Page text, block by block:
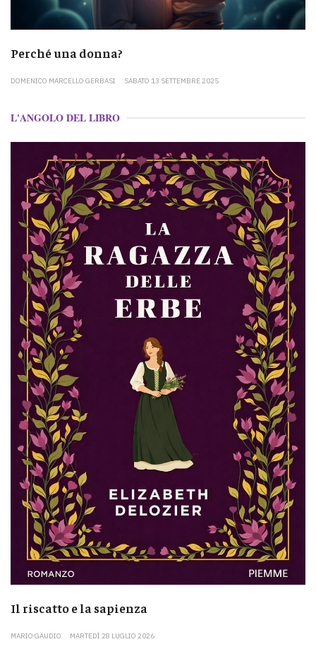
Perché una donna?
DOMENICO MARCELLO GERBASI SABATO 13 SETTEMBRE 2025
L'ANGOLO DEL LIBRO
Il riscatto e la sapienza
MARIO GAUDIO MARTEDÌ 28 LUGLIO 2026